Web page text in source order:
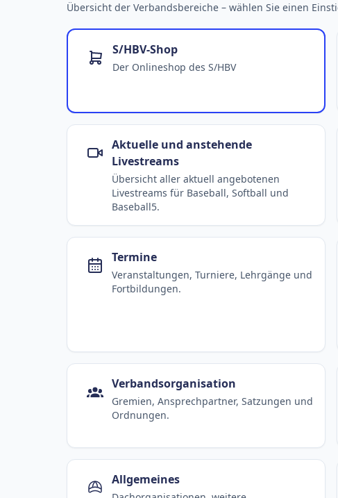
Übersicht der Verbandsbereiche – wählen Sie einen
S/HBV-Shop
Der Onlineshop des S/HBV
Aktuelle und anstehende
Livestreams
Übersicht aller aktuell angebotenen
Livestreams für Baseball, Softball und
Baseball5.
Termine
Veranstaltungen, Turniere, Lehrgänge und
Fortbildungen.
Verbandsorganisation
Gremien, Ansprechpartner, Satzungen und
Ordnungen.
Allgemeines